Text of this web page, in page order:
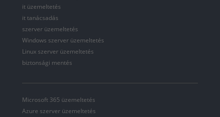
it üzemeltetés
it tanácsadás
szerver üzemeltetés
Windows szerver üzemeltetés
Linux szerver üzemeltetés
biztonsági mentés
Microsoft 365 üzemeltetés
Azure szerver üzemeltetés